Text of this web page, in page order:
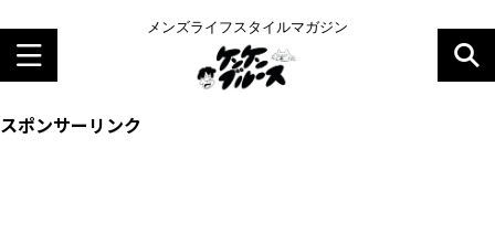
メンズライフスタイルマガジン
スポンサーリンク